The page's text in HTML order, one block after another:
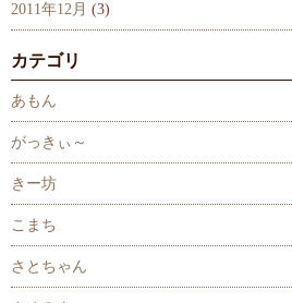
2011年12月 (3)
カテゴリ
あもん
がっきぃ～
きー坊
こまち
さとちゃん